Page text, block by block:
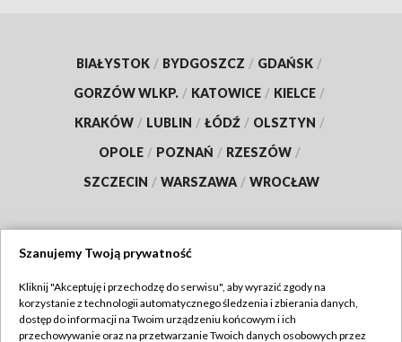
BIAŁYSTOK / BYDGOSZCZ / GDAŃSK /
GORZÓW WLKP. / KATOWICE / KIELCE /
KRAKÓW / LUBLIN / ŁÓDŹ / OLSZTYN /
OPOLE / POZNAŃ / RZESZÓW /
SZCZECIN / WARSZAWA / WROCŁAW
TVP
Abonament TVP
Szanujemy Twoją prywatność
Kliknij "Akceptuję i przechodzę do serwisu", aby wyrazić zgody na
korzystanie z technologii automatycznego śledzenia i zbierania danych,
dostęp do informacji na Twoim urządzeniu końcowym i ich
przechowywanie oraz na przetwarzanie Twoich danych osobowych przez